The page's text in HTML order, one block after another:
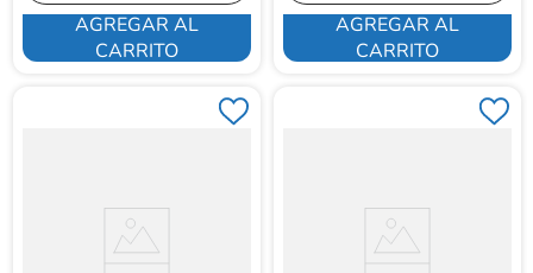
AGREGAR AL
CARRITO
AGREGAR AL
CARRITO